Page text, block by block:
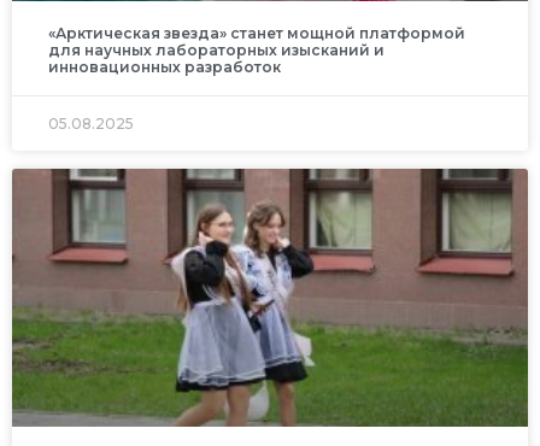
«Арктическая звезда» станет мощной платформой
для научных лабораторных изысканий и
инновационных разработок
05.08.2025